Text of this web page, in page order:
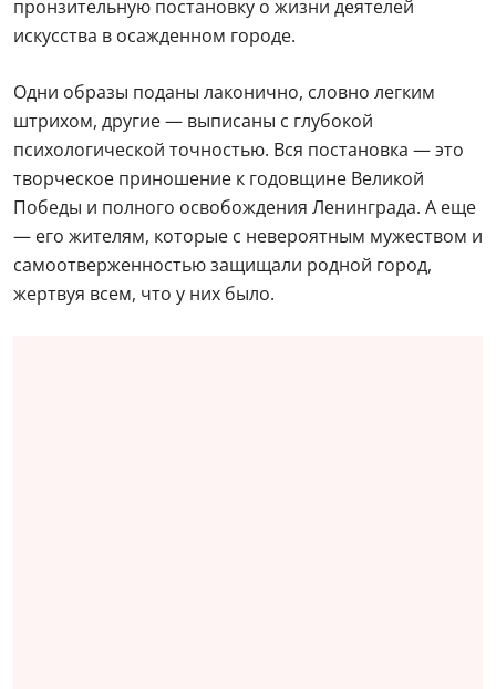
пронзительную постановку о жизни деятелей
искусства в осажденном городе.
Одни образы поданы лаконично, словно легким
штрихом, другие — выписаны с глубокой
психологической точностью. Вся постановка — это
творческое приношение к годовщине Великой
Победы и полного освобождения Ленинграда. А еще
— его жителям, которые с невероятным мужеством и
самоотверженностью защищали родной город,
жертвуя всем, что у них было.